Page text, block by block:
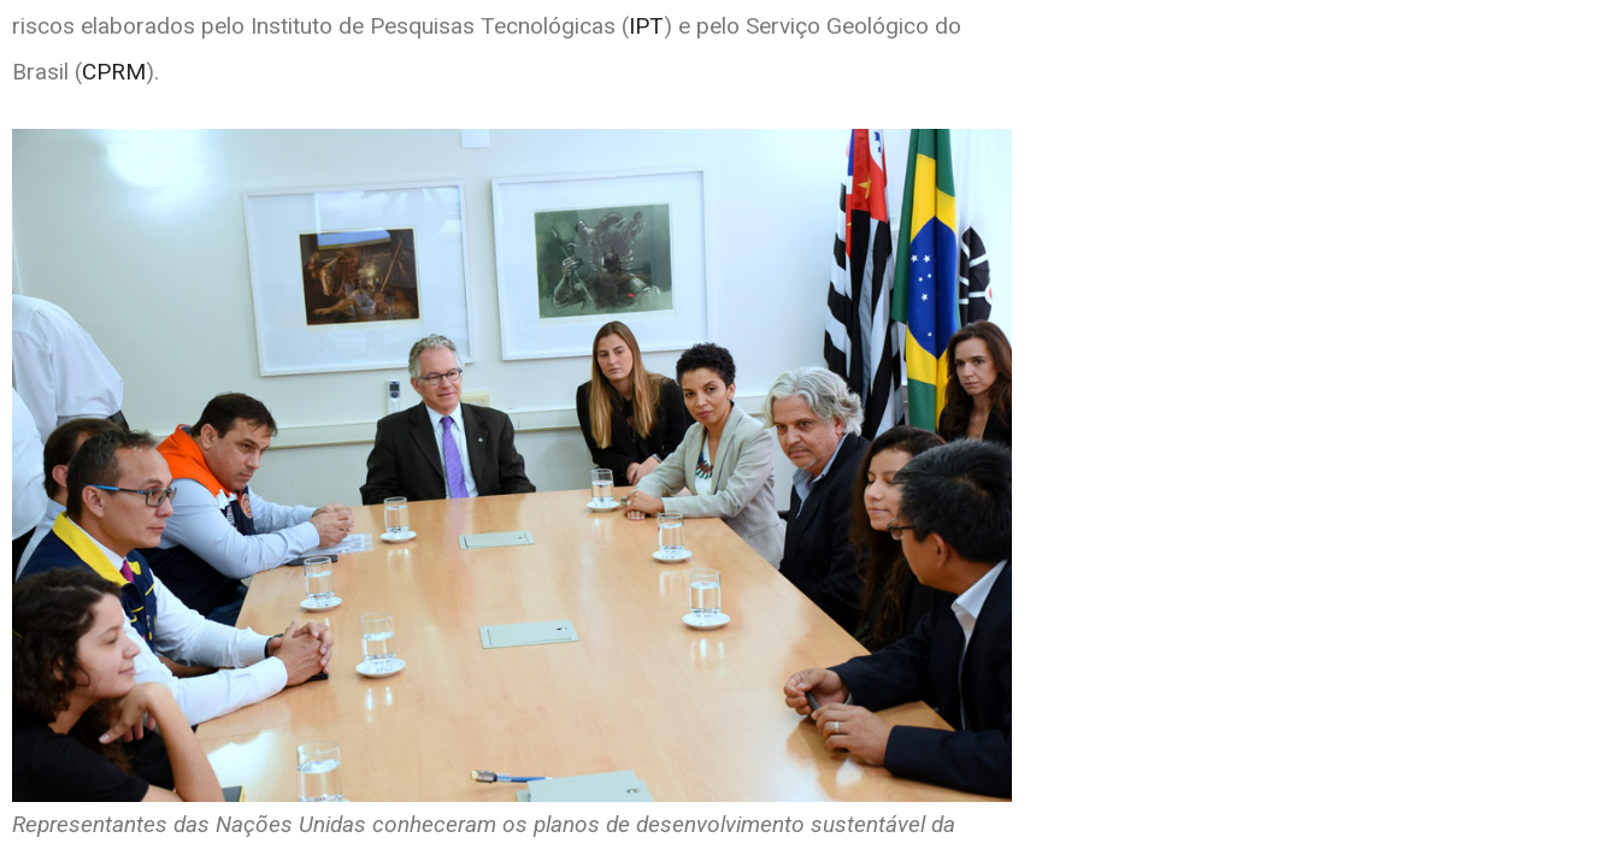
riscos elaborados pelo Instituto de Pesquisas Tecnológicas (IPT) e pelo Serviço Geológico do
Brasil (CPRM).
Representantes das Nações Unidas conheceram os planos de desenvolvimento sustentável da